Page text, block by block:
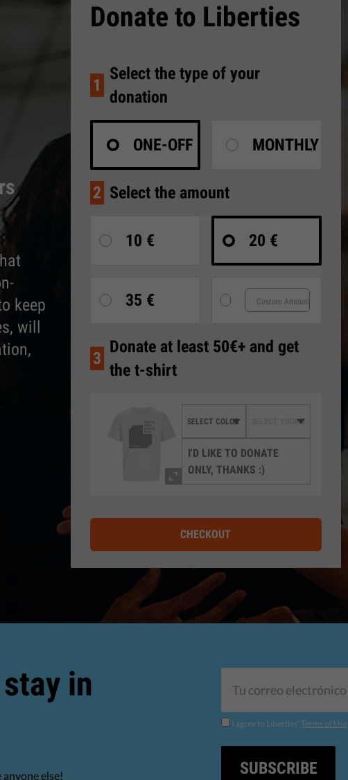
keep
will
Donate to Liberties
1
Select the type of your
donation
ONE-OFF MONTHLY
2 Select the amount
10 € 20 €
35 €
3
Donate at least 50€+ and get
the t-shirt
I'D LIKE TO DONATE
ONLY, THANKS :)
CHECKOUT
in
else!
I agree to Liberties' Terms of Use
SUBSCRIBE